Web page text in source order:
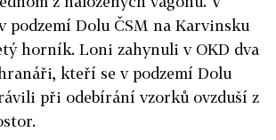
podzemí Dolu ČSM na Karvinsku
horník. Loni zahynuli v OKD dva
kteří se v podzemí Dolu
při odebírání vzorků ovzduší z